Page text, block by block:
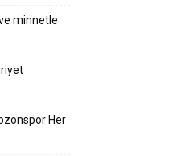
minnetle
Her